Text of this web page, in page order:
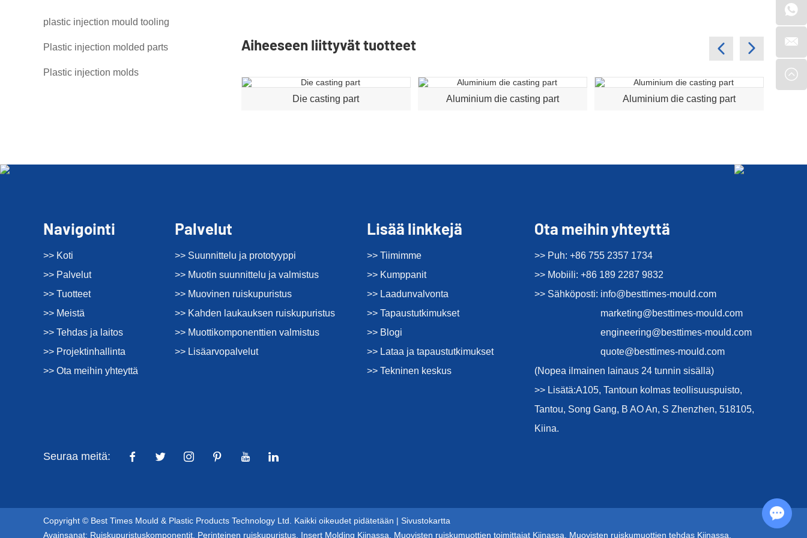
Aiheeseen liittyvät tuotteet
Die casting part Aluminium die casting part Aluminium die casting part
plastic injection mould tooling
Plastic injection molded parts
Plastic injection molds
Navigointi
>> Koti
>> Palvelut
>> Tuotteet
>> Meistä
>> Tehdas ja laitos
>> Projektinhallinta
>> Ota meihin yhteyttä
Palvelut
>> Suunnittelu ja prototyyppi
>> Muotin suunnittelu ja valmistus
>> Muovinen ruiskupuristus
>> Kahden laukauksen ruiskupuristus
>> Muottikomponenttien valmistus
>> Lisäarvopalvelut
Lisää linkkejä
>> Tiimimme
>> Kumppanit
>> Laadunvalvonta
>> Tapaustutkimukset
>> Blogi
>> Lataa ja tapaustutkimukset
>> Tekninen keskus
Ota meihin yhteyttä
>> Puh: +86 755 2357 1734
>> Mobiili: +86 189 2287 9832
>> Sähköposti: info@besttimes-mould.com
marketing@besttimes-mould.com
engineering@besttimes-mould.com
quote@besttimes-mould.com
(Nopea ilmainen lainaus 24 tunnin sisällä)
>> Lisätä:A105, Tantoun kolmas teollisuuspuisto,
Tantou, Song Gang, B AO An, S Zhenzhen, 518105,
Kiina.
Seuraa meitä:
Copyright © Best Times Mould & Plastic Products Technology Ltd. Kaikki oikeudet pidätetään | Sivustokartta
Avainsanat: Ruiskupuristuskomponentit Perinteinen ruiskupuristus Insert Molding Kiinassa Muovisten ruiskumuottien toimittajat Kiinassa Muovisten ruiskumuottien tehdas Kiinassa
Chat with Us